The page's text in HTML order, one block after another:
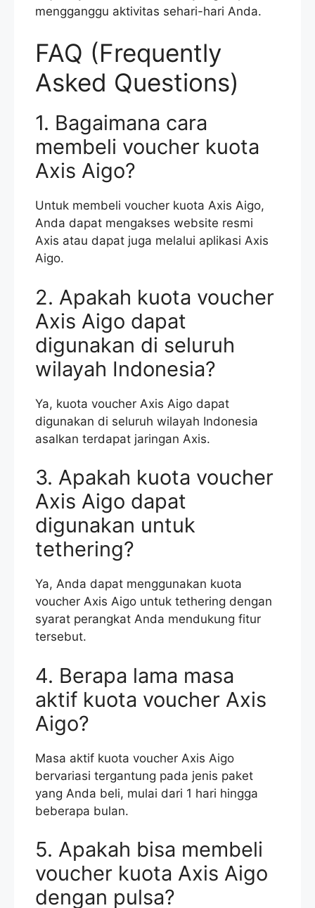
mengganggu aktivitas sehari-hari Anda.
FAQ (Frequently
Asked Questions)
1. Bagaimana cara
membeli voucher kuota
Axis Aigo?
Untuk membeli voucher kuota Axis Aigo,
Anda dapat mengakses website resmi
Axis atau dapat juga melalui aplikasi Axis
Aigo.
2. Apakah kuota voucher
Axis Aigo dapat
digunakan di seluruh
wilayah Indonesia?
Ya, kuota voucher Axis Aigo dapat
digunakan di seluruh wilayah Indonesia
asalkan terdapat jaringan Axis.
3. Apakah kuota voucher
Axis Aigo dapat
digunakan untuk
tethering?
Ya, Anda dapat menggunakan kuota
voucher Axis Aigo untuk tethering dengan
syarat perangkat Anda mendukung fitur
tersebut.
4. Berapa lama masa
aktif kuota voucher Axis
Aigo?
Masa aktif kuota voucher Axis Aigo
bervariasi tergantung pada jenis paket
yang Anda beli, mulai dari 1 hari hingga
beberapa bulan.
5. Apakah bisa membeli
voucher kuota Axis Aigo
dengan pulsa?